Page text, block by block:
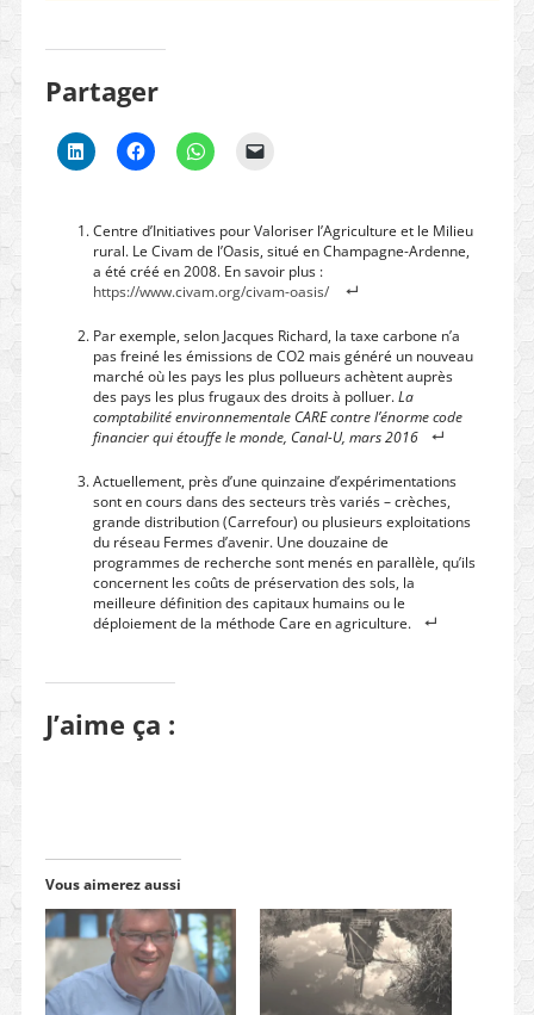
Partager
Centre d’Initiatives pour Valoriser l’Agriculture et le Milieu
rural. Le Civam de l’Oasis, situé en Champagne-Ardenne,
a été créé en 2008. En savoir plus :
https://www.civam.org/civam-oasis/
Par exemple, selon Jacques Richard, la taxe carbone n’a
pas freiné les émissions de CO2 mais généré un nouveau
marché où les pays les plus pollueurs achètent auprès
des pays les plus frugaux des droits à polluer.La
comptabilité environnementale CARE contre l’énorme code
financier qui étouffe le monde, Canal-U, mars 2016
Actuellement, près d’une quinzaine d’expérimentations
sont en cours dans des secteurs très variés – crèches,
grande distribution (Carrefour) ou plusieurs exploitations
du réseau Fermes d’avenir. Une douzaine de
programmes de recherche sont menés en parallèle, qu’ils
concernent les coûts de préservation des sols, la
meilleure définition des capitaux humains ou le
déploiement de la méthode Care en agriculture.
J’aime ça :
Vous aimerez aussi